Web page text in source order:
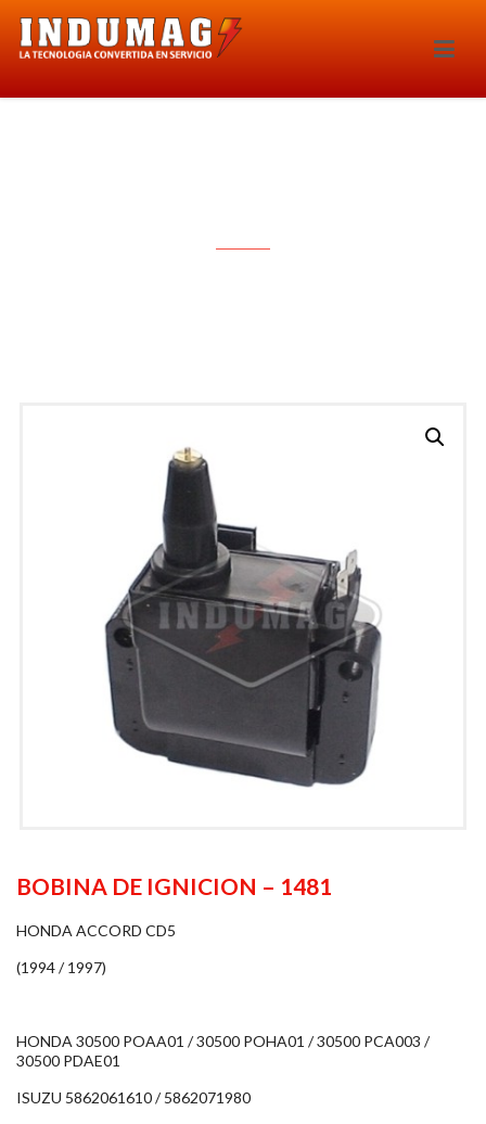
BOBINA DE IGNICION – 1481
HONDA ACCORD CD5
(1994 / 1997)
HONDA 30500 POAA01 / 30500 POHA01 / 30500 PCA003 /
30500 PDAE01
ISUZU 5862061610 / 5862071980